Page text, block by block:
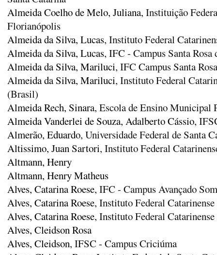
Almeida Coelho de Melo, Juliana, Instituição
Florianópolis
Almeida da Silva, Lucas, Instituto Federal
Almeida da Silva, Lucas, IFC - Campus Santa
Almeida da Silva, Mariluci, IFC Campus Santa
Almeida da Silva, Mariluci, Instituto Federal
(Brasil)
Almeida Rech, Sinara, Escola de Ensino Municipal
Almeida Vanderlei de Souza, Adalberto Cássio,
Almerão, Eduardo, Universidade Federal de Santa
Altissimo, Juan Sartori, Instituto Federal
Altmann, Henry
Altmann, Henry Matheus
Alves, Catarina Roese, IFC - Campus Avançado
Alves, Catarina Roese, Instituto Federal
Alves, Catarina Roese, Instituto Federal
Alves, Cleidson Rosa
Alves, Cleidson, IFSC - Campus Criciúma